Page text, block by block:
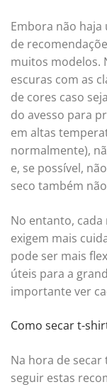
Embora não
de
muitos modelos.
escuras com as
de cores caso
do avesso para
em altas
normalmente),
e, se possível,
seco também
No entanto, cada
exigem mais
pode ser mais
úteis para a
importante ver
Como secar t-
Na hora de
seguir estas